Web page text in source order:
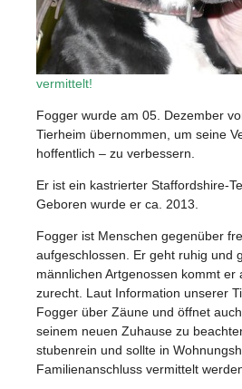
vermittelt!
Fogger wurde am 05. Dezember
Tierheim übernommen, um seine
hoffentlich – zu verbessern.
Er ist ein kastrierter Staffordshire-
Geboren wurde er ca. 2013.
Fogger ist Menschen gegenüber
aufgeschlossen. Er geht ruhig und
männlichen Artgenossen kommt er
zurecht. Laut Information unserer
Fogger über Zäune und öffnet
seinem neuen Zuhause zu
stubenrein und sollte in
Familienanschluss vermittelt